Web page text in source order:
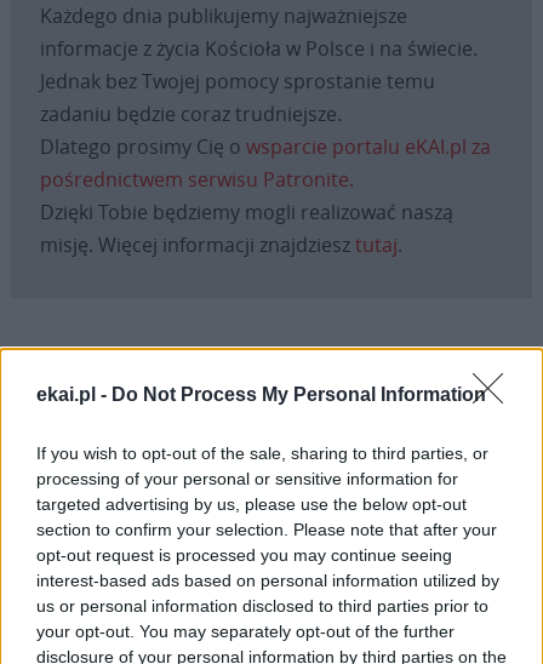
ekai.pl - Do Not Process My Personal Information
If you wish to opt-out of the sale, sharing to third parties, or
processing of your personal or sensitive information for
targeted advertising by us, please use the below opt-out
section to confirm your selection. Please note that after your
opt-out request is processed you may continue seeing
interest-based ads based on personal information utilized by
us or personal information disclosed to third parties prior to
your opt-out. You may separately opt-out of the further
disclosure of your personal information by third parties on the
Każdego dnia publikujemy najważniejsze
informacje z życia Kościoła w Polsce i na świecie.
Jednak bez Twojej pomocy sprostanie temu
zadaniu będzie coraz trudniejsze.
Dlatego prosimy Cię o wsparcie portalu eKAI.pl za
pośrednictwem serwisu Patronite.
Dzięki Tobie będziemy mogli realizować naszą
misję. Więcej informacji znajdziesztutaj.
Link
Wersja do druku
Tagi: KARD. MARIO GRECH KOŚCIÓŁ
SYNOD O SYNODALNOŚCI SYNODALNOŚĆ